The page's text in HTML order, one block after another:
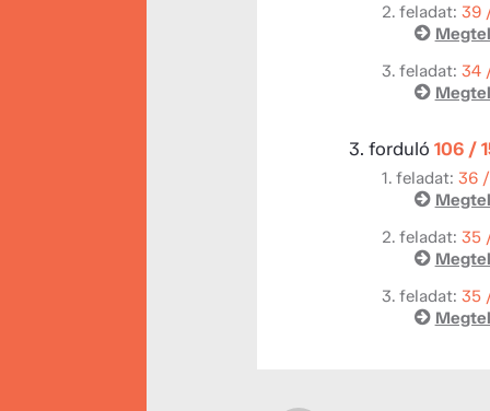
2. feladat: 39
3. feladat: 34
3. forduló 106 /
1. feladat: 36
2. feladat: 35
3. feladat: 35